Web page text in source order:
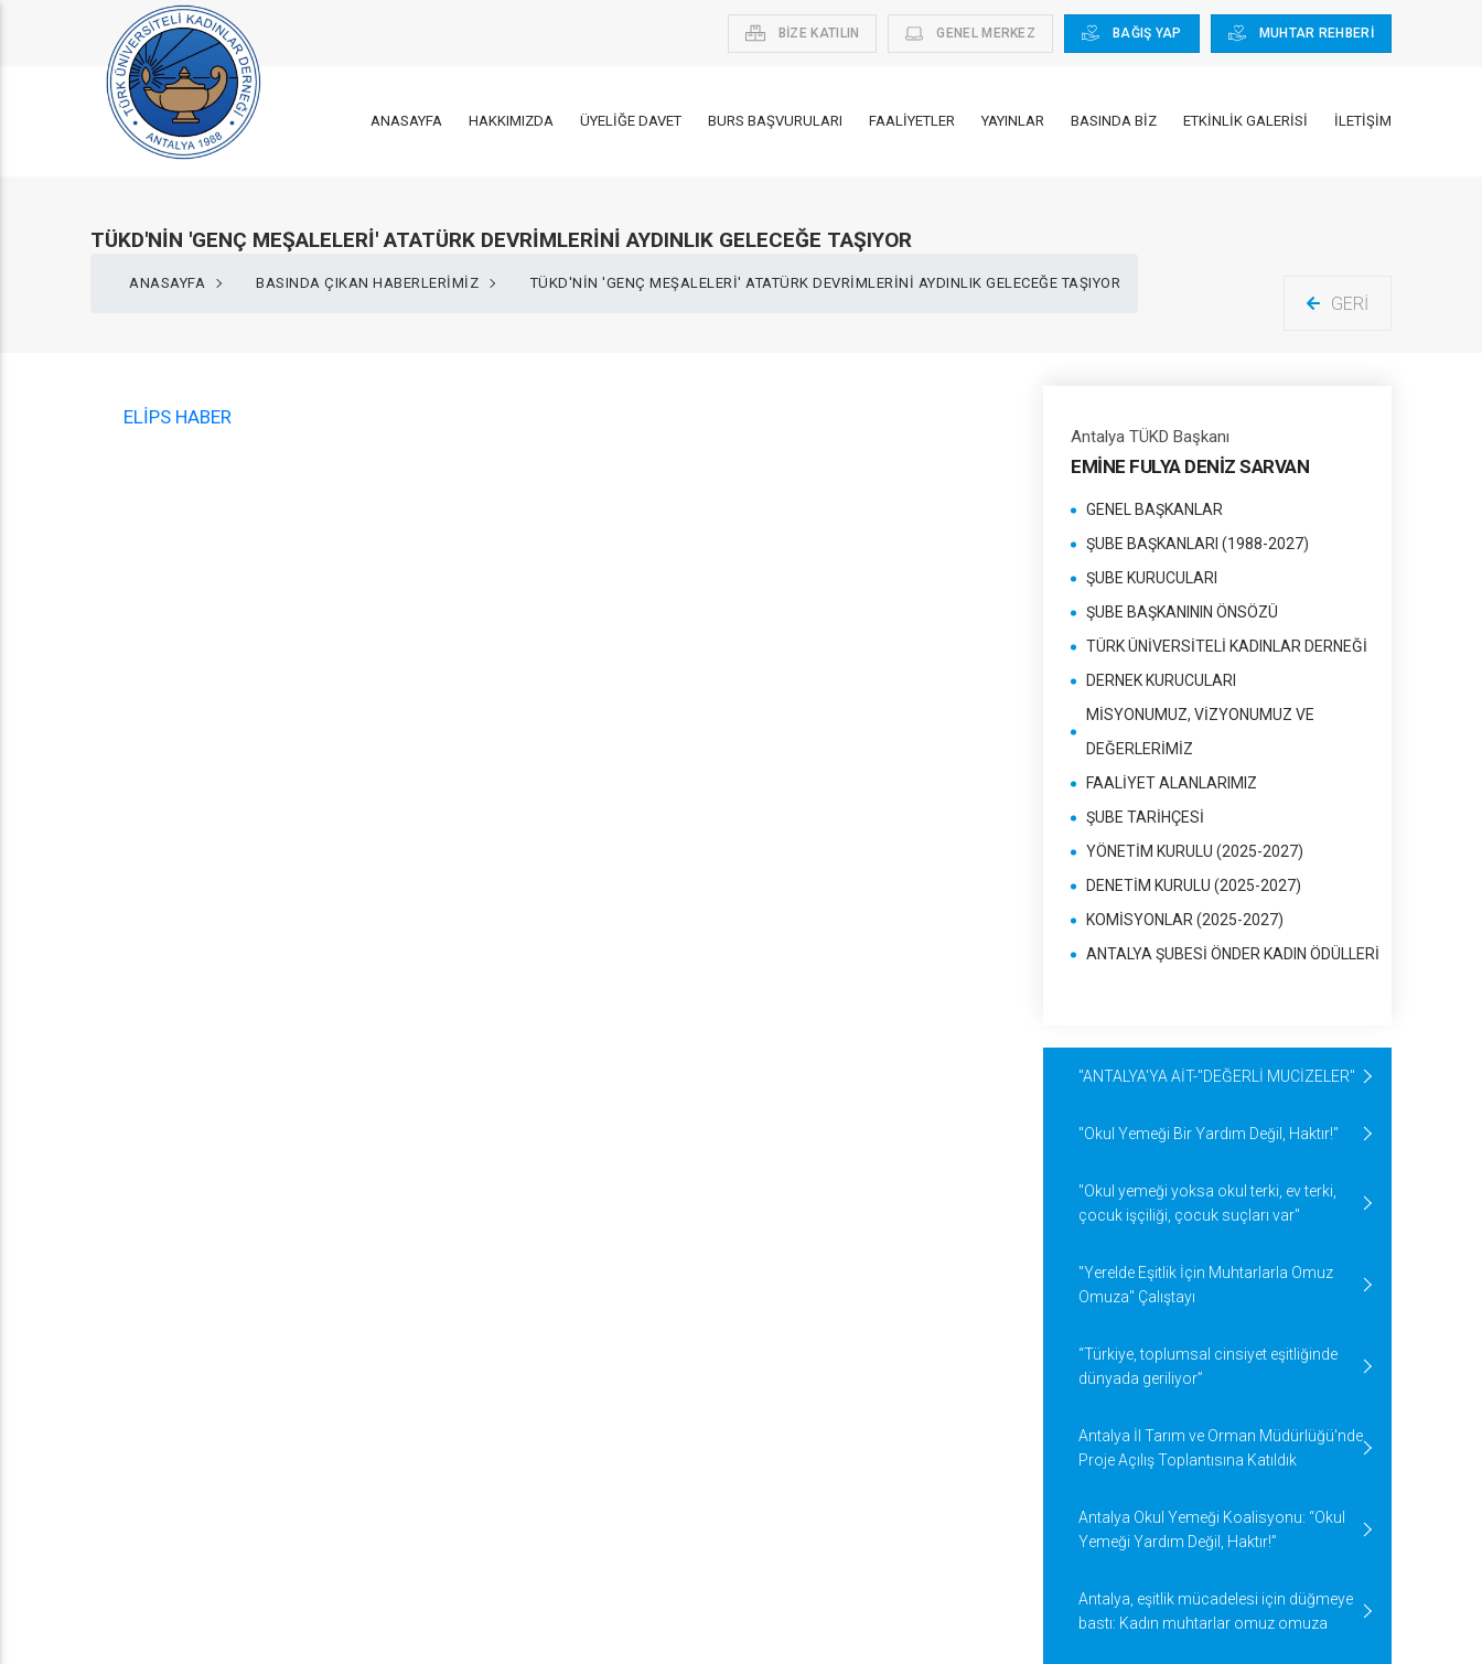
BİZE KATILIN GENEL MERKEZ BAĞIŞ YAP MUHTAR REHBERİ
ANASAYFA HAKKIMIZDA ÜYELIĞE DAVET BURS BAŞVURULARI FAALIYETLER YAYINLAR BASINDA BIZ ETKINLIK GALERISI İLETIŞIM
TÜKD'NIN 'GENÇ MEŞALELERI' ATATÜRK DEVRIMLERINI AYDINLIK GELECEĞE TAŞIYOR
ANASAYFA BASINDA ÇIKAN HABERLERİMİZ TÜKD'NIN 'GENÇ MEŞALELERI' ATATÜRK DEVRIMLERINI AYDINLIK GELECEĞE TAŞIYOR
GERI
ELİPS HABER
Antalya TÜKD Başkanı
EMİNE FULYA DENİZ SARVAN
GENEL BAŞKANLAR
ŞUBE BAŞKANLARI (1988-2027)
ŞUBE KURUCULARI
ŞUBE BAŞKANININ ÖNSÖZÜ
TÜRK ÜNİVERSİTELİ KADINLAR DERNEĞİ
DERNEK KURUCULARI
MİSYONUMUZ, VİZYONUMUZ VE
DEĞERLERİMİZ
FAALİYET ALANLARIMIZ
ŞUBE TARİHÇESİ
YÖNETİM KURULU (2025-2027)
DENETİM KURULU (2025-2027)
KOMİSYONLAR (2025-2027)
ANTALYA ŞUBESİ ÖNDER KADIN ÖDÜLLERİ
"ANTALYA'YA AİT-"DEĞERLİ MUCİZELER"
"Okul Yemeği Bir Yardım Değil, Haktır!"
"Okul yemeği yoksa okul terki, ev terki,
çocuk işçiliği, çocuk suçları var"
"Yerelde Eşitlik İçin Muhtarlarla Omuz
Omuza" Çalıştayı
“Türkiye, toplumsal cinsiyet eşitliğinde
dünyada geriliyor”
Antalya İl Tarım ve Orman Müdürlüğü'nde
Proje Açılış Toplantısına Katıldık
Antalya Okul Yemeği Koalisyonu: “Okul
Yemeği Yardım Değil, Haktır!”
Antalya, eşitlik mücadelesi için düğmeye
bastı: Kadın muhtarlar omuz omuza